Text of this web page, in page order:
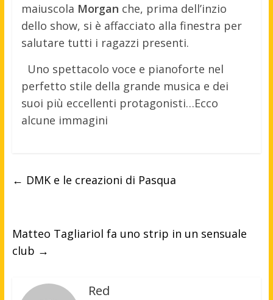
maiuscola Morgan che, prima dell’inzio
dello show, si è affacciato alla finestra per
salutare tutti i ragazzi presenti.
Uno spettacolo voce e pianoforte nel
perfetto stile della grande musica e dei
suoi più eccellenti protagonisti…Ecco
alcune immagini
← DMK e le creazioni di Pasqua
Matteo Tagliariol fa uno strip in un sensuale
club →
Red